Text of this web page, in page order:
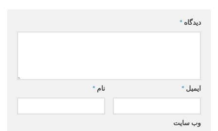
دیدگاه *
نام * ایمیل *
وب‌ سایت